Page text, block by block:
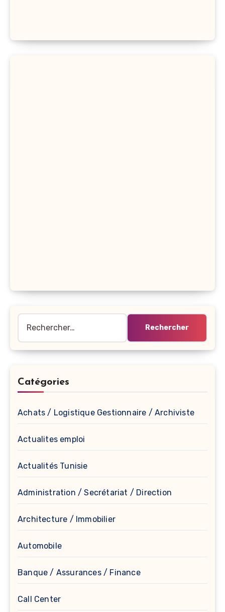
Catégories
Achats / Logistique Gestionnaire / Archiviste
Actualites emploi
Actualités Tunisie
Administration / Secrétariat / Direction
Architecture / Immobilier
Automobile
Banque / Assurances / Finance
Call Center